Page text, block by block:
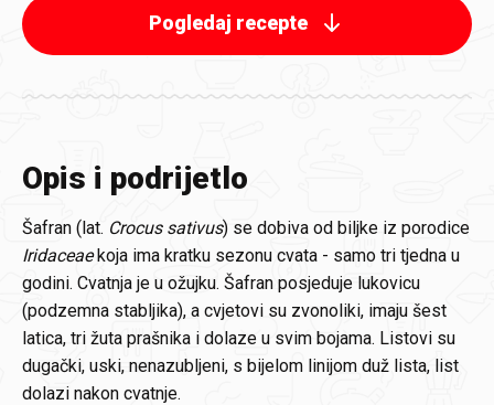
Pogledaj recepte
Opis i podrijetlo
Šafran (lat. Crocus sativus) se dobiva od biljke iz porodice
Iridaceaekoja ima kratku sezonu cvata - samo tri tjedna u
godini. Cvatnja je u ožujku. Šafran posjeduje lukovicu
(podzemna stabljika), a cvjetovi su zvonoliki, imaju šest
latica, tri žuta prašnika i dolaze u svim bojama. Listovi su
dugački, uski, nenazubljeni, s bijelom linijom duž lista, list
dolazi nakon cvatnje.